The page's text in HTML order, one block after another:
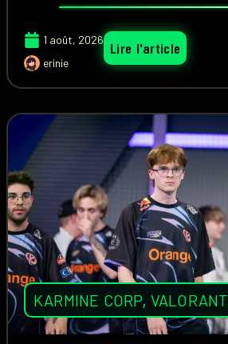
1 août, 2026
erinie
Lire l'article
KARMINE CORP, VALORANT